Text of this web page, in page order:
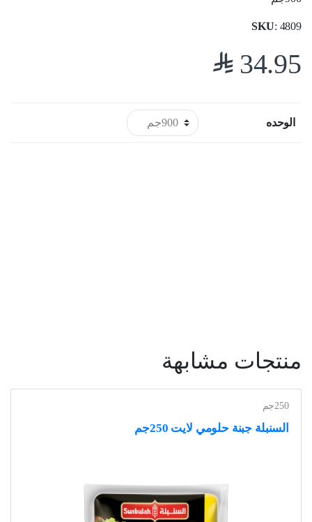
SKU: 4809
34.95
$
الوحده
منتجات مشابهة
250جم
السنبلة جبنة حلومي لايت 250جم